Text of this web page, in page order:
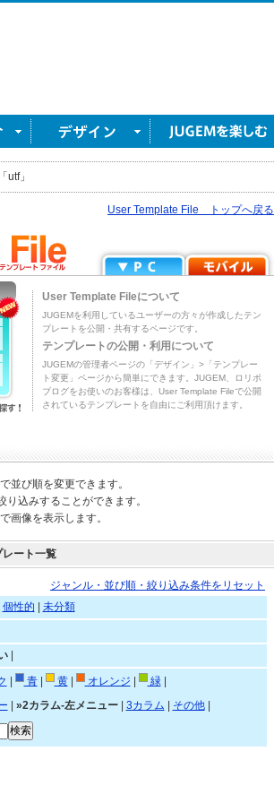
utf」
User Template File トップへ戻る
User Template Fileについて
JUGEMを利用しているユーザーの方々が作成したテン
プレートを公開・共有するページです。
テンプレートの公開・利用について
JUGEMの管理者ページの「デザイン」>「テンプレー
ト変更」ページから簡単にできます。JUGEM、ロリポ
ブログをお使いのお客様は、User Template Fileで公開
されているテンプレートを自由にご利用頂けます。
並び順を変更できます。
込みすることができます。
画像を表示します。
レート一覧
ジャンル・並び順・絞り込み条件をリセット
個性的
未分類
|
青| 黄| オレンジ 緑|
»2カラム-左メニュー| 3カラム その他|